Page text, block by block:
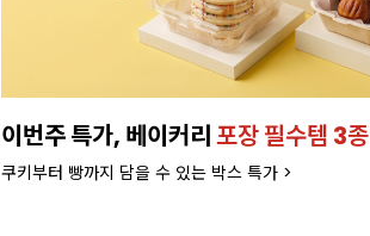
이번주 특가, 베이커리포장 필수템 3종
쿠키부터 빵까지 담을 수 있는 박스 특가 >